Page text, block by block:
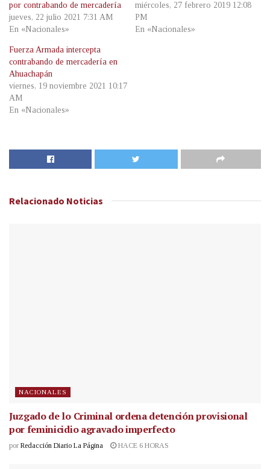
por contrabando de mercadería
jueves, 22 julio 2021 7:31 AM
En «Nacionales»
miércoles, 27 febrero 2019 12:08
PM
En «Nacionales»
Fuerza Armada intercepta
contrabando de mercadería en
Ahuachapán
viernes, 19 noviembre 2021 10:17
AM
En «Nacionales»
Relacionado Noticias
NACIONALES
Juzgado de lo Criminal ordena detención provisional
por feminicidio agravado imperfecto
por Redacción Diario La Página HACE 6 HORAS